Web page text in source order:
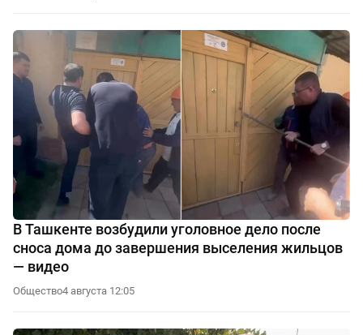
В Ташкенте возбудили уголовное дело после
сноса дома до завершения выселения жильцов
— видео
Общество4 августа 12:05